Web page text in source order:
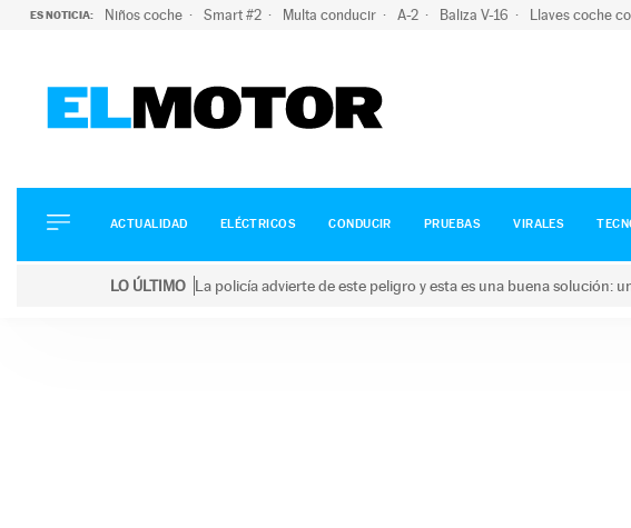
ES NOTICIA: Niños coche Smart #2 Multa conducir A-2 Baliza V-16 Llaves coche
ELÉCTRICOS
CONDUCIR
ACTUALIDAD ELÉCTRICOS CONDUCIR PRUEBAS VIRALES
LO ÚLTIMO La policía advierte de este peligro y esta es una buena solución: